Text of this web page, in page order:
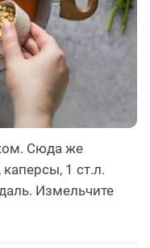
Сюда же
1 ст.л.
Измельчите